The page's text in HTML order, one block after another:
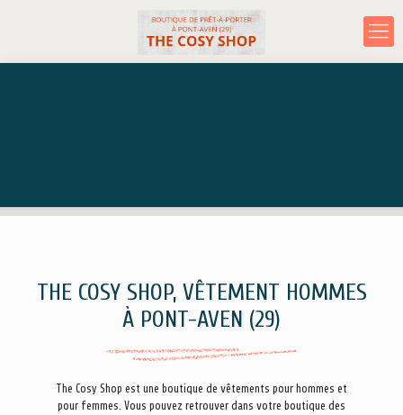
THE COSY SHOP, VÊTEMENT HOMMES
À PONT-AVEN (29)
The Cosy Shop est une boutique de vêtements pour hommes et
pour femmes. Vous pouvez retrouver dans votre boutique des